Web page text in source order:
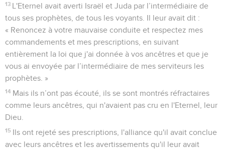
grande puissance et avec force, c'est lui que vous craindrez,
c'est lui que vous adorerez, c'est à lui que vous offrirez des
Vous respecterez et mettrez toujours en pratique les
prescriptions, les règles, la loi et les commandements qu'il a
écrits pour vous, et vous ne craindrez pas d'autres dieux.
38 Vous n'oublierez pas l'alliance que j'ai faite avec vous et
vous ne craindrez pas d'autres dieux.
39 Mais c'est l'Eternel, votre Dieu, que vous craindrez, et lui,
il vous délivrera de tous vos ennemis. »
40 Ils n'ont pas écouté, ils ont suivi leurs premières